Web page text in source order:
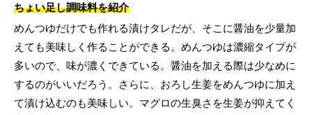
ちょい足し調味料を紹介
めんつゆだけでも作れる漬けタレだが、そこに醤油を少量加
えても美味しく作ることができる。めんつゆは濃縮タイプが
多いので、味が濃くできている。醤油を加える際は少なめに
するのがいいだろう。さらに、おろし生姜をめんつゆに加え
て漬け込むのも美味しい。マグロの生臭さを生姜が抑えてく